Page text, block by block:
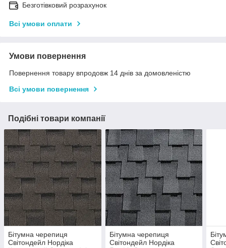
Безготівковий розрахунок
Всі умови оплати
Умови повернення
Повернення товару впродовж 14 днів за домовленістю
Всі умови повернення
Подібні товари компанії
Бітумна черепиця
Світондейл Нордіка
Бітумна черепиця
Світондейл Нордіка